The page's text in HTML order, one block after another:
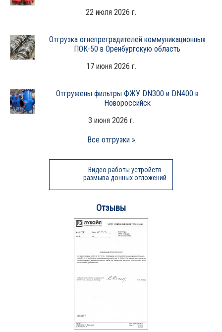
22 июля 2026 г.
Отгрузка огнепреградителей коммуникационных
ПОК-50 в Оренбургскую область
17 июня 2026 г.
Отгружены фильтры ФЖУ DN300 и DN400 в
Новороссийск
3 июня 2026 г.
Все отгрузки »
Видео работы устройств
размыва донных отложений
Отзывы